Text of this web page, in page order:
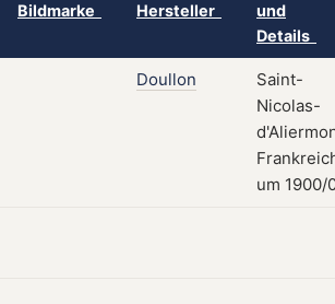
Bildmarke Hersteller
und
Details
Doullon
Saint-
Nicolas-
um 1900/